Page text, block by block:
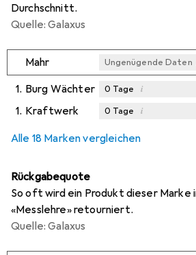
Durchschnitt.
Quelle: Galaxus
Mahr Ungenügende Daten
1. Burg Wächter 0 Tage i
1. Kraftwerk 0 Tage i
Alle 18 Marken vergleichen
Rückgabequote
So oft wird ein Produkt dieser Marke
«Messlehre» retourniert.
Quelle: Galaxus